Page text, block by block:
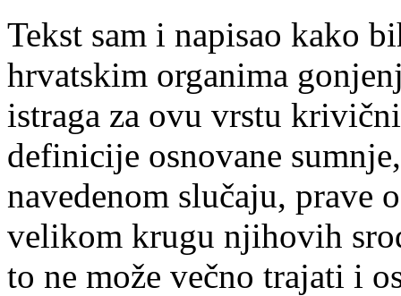
Tekst sam i napisao kako
hrvatskim organima
istraga za ovu vrstu
definicije osnovane
navedenom slučaju, prave
velikom krugu njihovih
to ne može večno trajati i